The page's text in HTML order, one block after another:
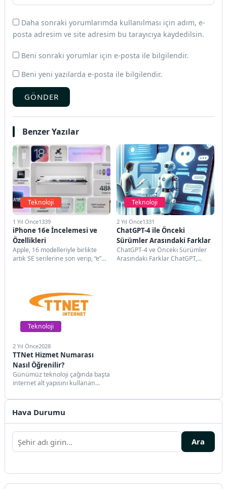
Daha sonraki yorumlarımda kullanılması için adım, e-
posta adresim ve site adresim bu tarayıcıya kaydedilsin.
Beni sonraki yorumlar için e-posta ile bilgilendir.
Beni yeni yazılarda e-posta ile bilgilendir.
GÖNDER
Benzer Yazılar
Teknoloji
1 Yıl Önce1339
iPhone 16e İncelemesi ve
Özellikleri
Apple, 16 modelleriyle birlikte
artık SE serilerine son verip, “e”
Teknoloji
2 Yıl Önce1331
ChatGPT-4 ile Önceki
Sürümler Arasındaki Farklar
ChatGPT-4 ve Önceki Sürümler
Arasındaki Farklar ChatGPT,
Teknoloji
2 Yıl Önce2028
TTNet Hizmet Numarası
Nasıl Öğrenilir?
Günümüz teknoloji çağında başta
internet alt yapısını kullanan
ve televizyon hizmetleri...
Hava Durumu
Ara